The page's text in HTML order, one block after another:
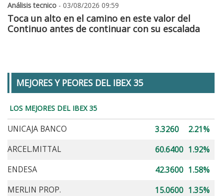
Análisis tecnico - 03/08/2026 09:59
Toca un alto en el camino en este valor del
Continuo antes de continuar con su escalada
MEJORES Y PEORES DEL IBEX 35
LOS MEJORES DEL IBEX 35
UNICAJA BANCO 3.3260
2.21%
ARCEL.MITTAL
60.6400 1.92%
ENDESA
42.3600 1.58%
MERLIN PROP.
15.0600 1.35%